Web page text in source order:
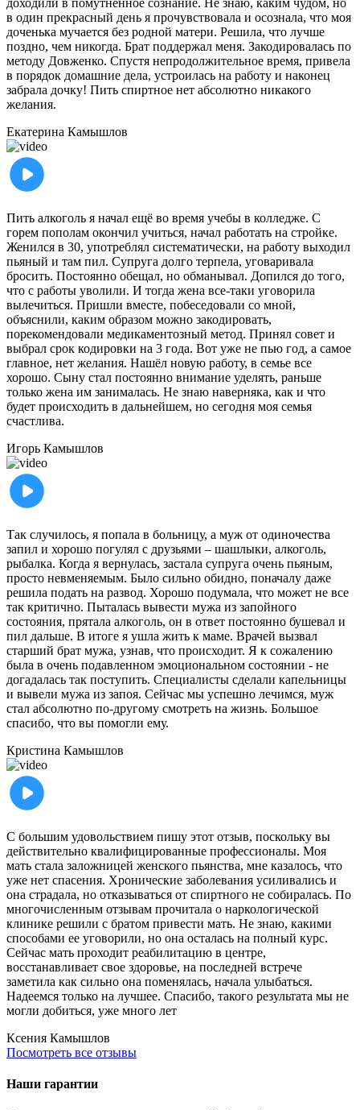
доходили в помутненное сознание. Не знаю, каким чудом, но
в один прекрасный день я прочувствовала и осознала, что моя
доченька мучается без родной матери. Решила, что лучше
поздно, чем никогда. Брат поддержал меня. Закодировалась по
методу Довженко. Спустя непродолжительное время, привела
в порядок домашние дела, устроилась на работу и наконец
забрала дочку! Пить спиртное нет абсолютно никакого
желания.
Екатерина Камышлов
Пить алкоголь я начал ещё во время учебы в колледже. С
горем пополам окончил учиться, начал работать на стройке.
Женился в 30, употреблял систематически, на работу выходил
пьяный и там пил. Супруга долго терпела, уговаривала
бросить. Постоянно обещал, но обманывал. Допился до того,
что с работы уволили. И тогда жена все-таки уговорила
вылечиться. Пришли вместе, побеседовали со мной,
объяснили, каким образом можно закодировать,
порекомендовали медикаментозный метод. Принял совет и
выбрал срок кодировки на 3 года. Вот уже не пью год, а самое
главное, нет желания. Нашёл новую работу, в семье все
хорошо. Сыну стал постоянно внимание уделять, раньше
только жена им занималась. Не знаю наверняка, как и что
будет происходить в дальнейшем, но сегодня моя семья
счастлива.
Игорь Камышлов
Так случилось, я попала в больницу, а муж от одиночества
запил и хорошо погулял с друзьями – шашлыки, алкоголь,
рыбалка. Когда я вернулась, застала супруга очень пьяным,
просто невменяемым. Было сильно обидно, поначалу даже
решила подать на развод. Хорошо подумала, что может не все
так критично. Пыталась вывести мужа из запойного
состояния, прятала алкоголь, он в ответ постоянно бушевал и
пил дальше. В итоге я ушла жить к маме. Врачей вызвал
старший брат мужа, узнав, что происходит. Я к сожалению
была в очень подавленном эмоциональном состоянии - не
догадалась так поступить. Специалисты сделали капельницы
и вывели мужа из запоя. Сейчас мы успешно лечимся, муж
стал абсолютно по-другому смотреть на жизнь. Большое
спасибо, что вы помогли ему.
Кристина Камышлов
С большим удовольствием пишу этот отзыв, поскольку вы
действительно квалифицированные профессионалы. Моя
мать стала заложницей женского пьянства, мне казалось, что
уже нет спасения. Хронические заболевания усиливались и
она страдала, но отказываться от спиртного не собиралась. По
многочисленным отзывам прочитала о наркологической
клинике решили с братом привести мать. Не знаю, какими
способами ее уговорили, но она осталась на полный курс.
Сейчас мать проходит реабилитацию в центре,
восстанавливает свое здоровье, на последней встрече
заметила как сильно она поменялась, начала улыбаться.
Надеемся только на лучшее. Спасибо, такого результата мы не
могли добиться, уже много лет
Ксения Камышлов
Посмотреть все отзывы
Наши гарантии